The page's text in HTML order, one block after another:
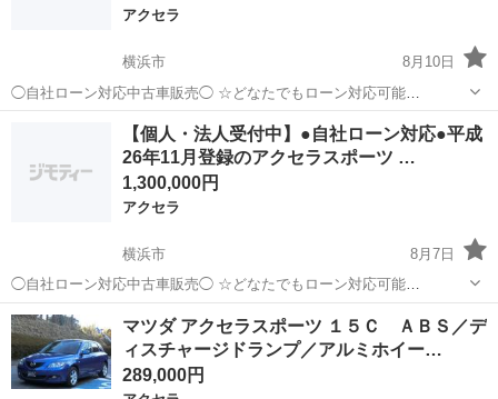
アクセラ
横浜市
8月10日
◯自社ローン対応中古車販売◯ ☆どなたでもローン対応可能
☆ １、勤続年数の短い方や自営業の方 ２、パートを
される主婦の方や派遣社員の方 ３、自己破産等をされた方やロ
ーンが組めない方 ４、他...
アクセラ 車両
【個人・法人受付中】●自社ローン対応●平成
26年11月登録のアクセラスポーツ …
1,300,000円
アクセラ
横浜市
8月7日
◯自社ローン対応中古車販売◯ ☆どなたでもローン対応可能
☆ １、勤続年数の短い方や自営業の方 ２、パートを
される主婦の方や派遣社員の方 ３、自己破産等をされた方やローンが
組めない方 ４、他...
神奈川 アクセラ
マツダ アクセラスポーツ １５Ｃ ＡＢＳ／デ
ィスチャージドランプ／アルミホイー…
289,000円